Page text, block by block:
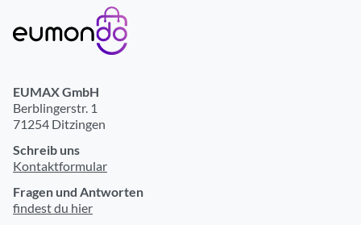
EUMAX GmbH
Berblingerstr. 1
71254 Ditzingen
Schreib uns
Kontaktformular
Fragen und Antworten
findest du hier